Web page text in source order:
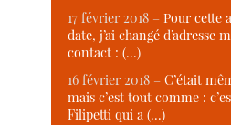
17 février 2018 –Pour cette
date, j’ai changé d’adresse
contact : (…)
16 février 2018 –C’était
mais c’est tout comme :
Filipetti qui a (…)